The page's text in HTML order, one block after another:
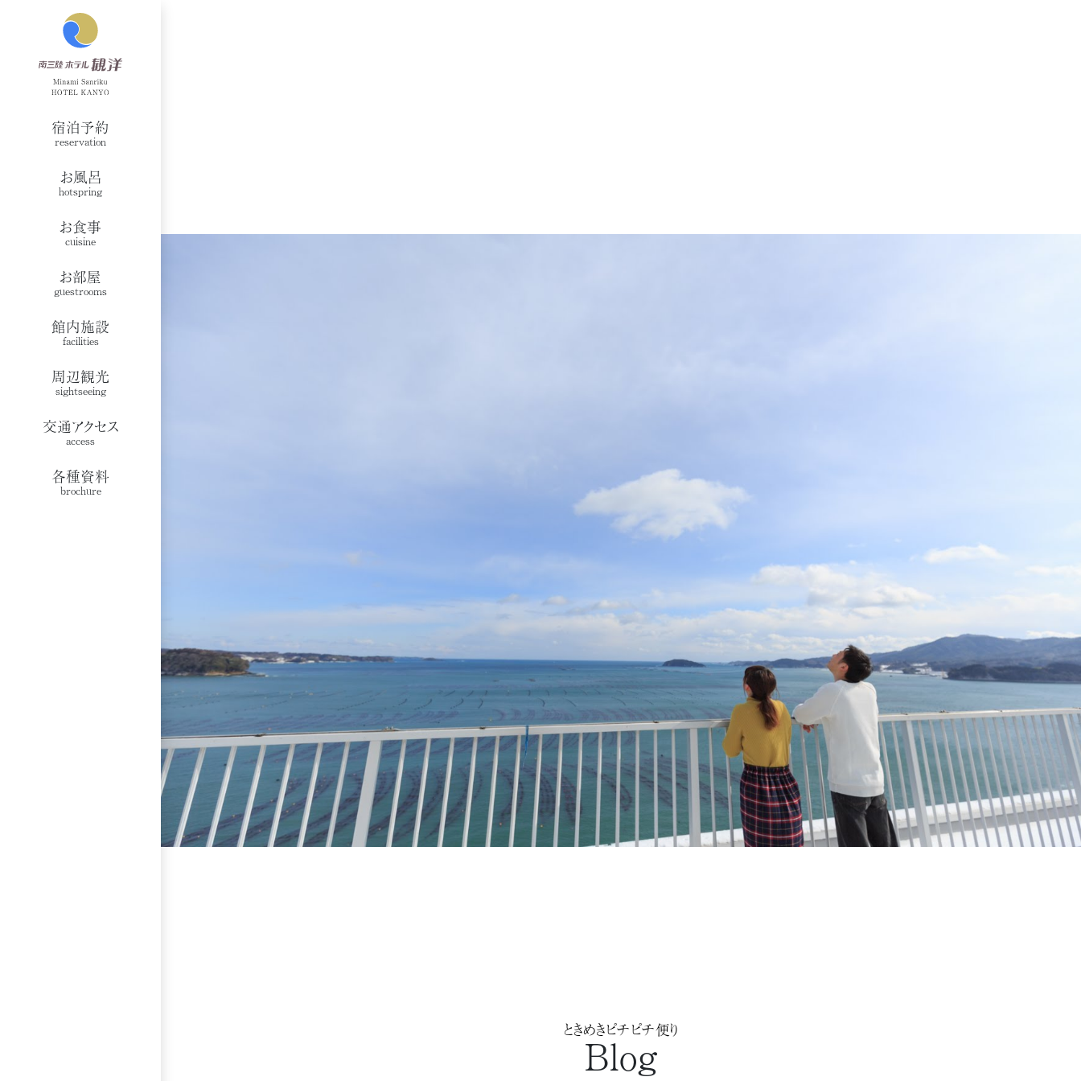
宿泊予約
reservation
お風呂
hotspring
お食事
cuisine
お部屋
guestrooms
館内施設
facilities
周辺観光
sightseeing
交通アクセス
access
各種資料
brochure
ときめきピチピチ便り
Blog